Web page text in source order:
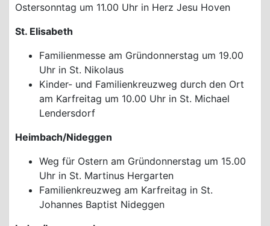
Ostersonntag um 11.00 Uhr in Herz Jesu Hoven
St. Elisabeth
Familienmesse am Gründonnerstag um 19.00
Uhr in St. Nikolaus
Kinder- und Familienkreuzweg durch den Ort
am Karfreitag um 10.00 Uhr in St. Michael
Lendersdorf
Heimbach/Nideggen
Weg für Ostern am Gründonnerstag um 15.00
Uhr in St. Martinus Hergarten
Familienkreuzweg am Karfreitag in St.
Johannes Baptist Nideggen